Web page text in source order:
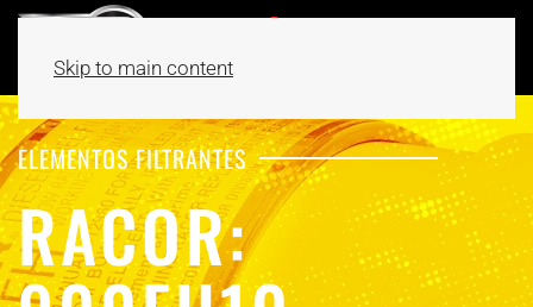
Skip to main content
ELEMENTOS FILTRANTES
RACOR: